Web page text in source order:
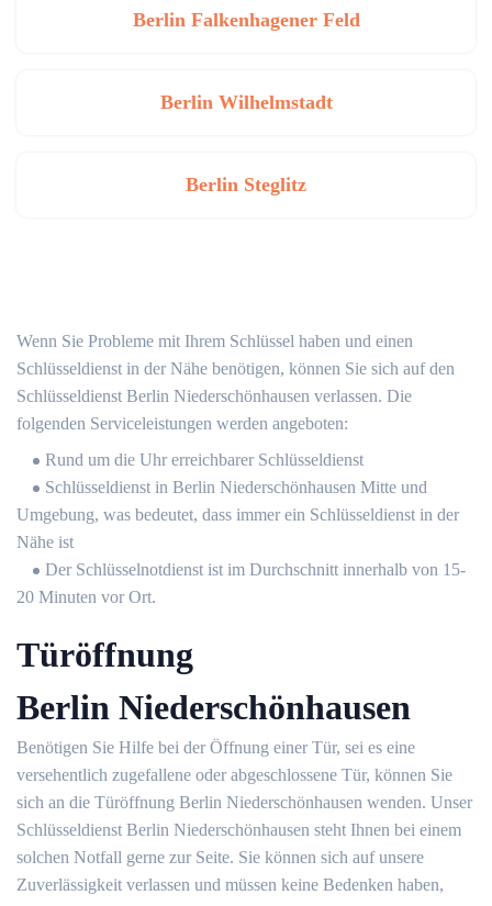
Berlin Falkenhagener Feld
Berlin Wilhelmstadt
Berlin Steglitz
Wenn Sie Probleme mit Ihrem Schlüssel haben und einen
Schlüsseldienst in der Nähe benötigen, können Sie sich auf den
Schlüsseldienst Berlin Niederschönhausen verlassen. Die
folgenden Serviceleistungen werden angeboten:
Rund um die Uhr erreichbarer Schlüsseldienst
Schlüsseldienst in Berlin Niederschönhausen Mitte und
Umgebung, was bedeutet, dass immer ein Schlüsseldienst in der
Nähe ist
Der Schlüsselnotdienst ist im Durchschnitt innerhalb von 15-
20 Minuten vor Ort.
Türöffnung
Berlin Niederschönhausen
Benötigen Sie Hilfe bei der Öffnung einer Tür, sei es eine
versehentlich zugefallene oder abgeschlossene Tür, können Sie
sich an die Türöffnung Berlin Niederschönhausen wenden. Unser
Schlüsseldienst Berlin Niederschönhausen steht Ihnen bei einem
solchen Notfall gerne zur Seite. Sie können sich auf unsere
Zuverlässigkeit verlassen und müssen keine Bedenken haben,